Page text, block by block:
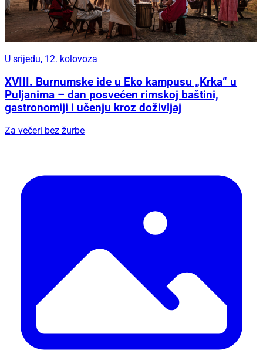
U srijedu, 12. kolovoza
XVIII. Burnumske ide u Eko kampusu „Krka“ u
Puljanima – dan posvećen rimskoj baštini,
gastronomiji i učenju kroz doživljaj
Za večeri bez žurbe